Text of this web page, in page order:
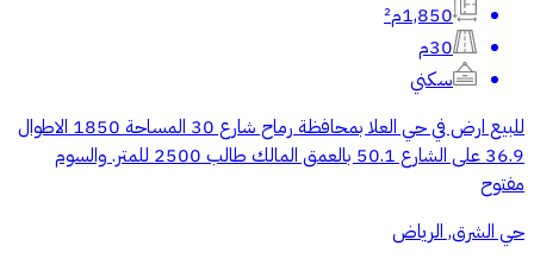
1,850م²
30م
سكني
للبيع ارض في حي العلا بمحافظة رماح شارع 30 المساحة 1850 الاطوال
36.9 على الشارع 50.1 بالعمق المالك طالب 2500 للمتر. والسوم
مفتوح
حي الشرق, الرياض